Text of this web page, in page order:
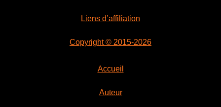
Liens d’affiliation
Copyright © 2015-2026
Accueil
Auteur